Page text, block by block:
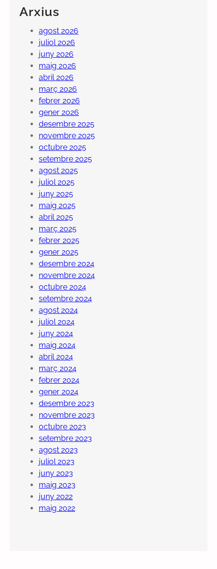
Arxius
agost 2026
juliol 2026
juny 2026
maig 2026
abril 2026
març 2026
febrer 2026
gener 2026
desembre 2025
novembre 2025
octubre 2025
setembre 2025
agost 2025
juliol 2025
juny 2025
maig 2025
abril 2025
març 2025
febrer 2025
gener 2025
desembre 2024
novembre 2024
octubre 2024
setembre 2024
agost 2024
juliol 2024
juny 2024
maig 2024
abril 2024
març 2024
febrer 2024
gener 2024
desembre 2023
novembre 2023
octubre 2023
setembre 2023
agost 2023
juliol 2023
juny 2023
maig 2023
juny 2022
maig 2022